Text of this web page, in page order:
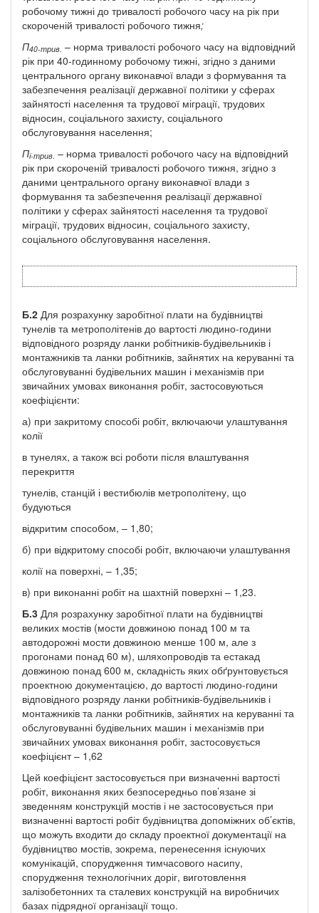
робочому тижні до тривалості робочого часу на рік при
скороченій тривалості робочого тижня;
П40-трив. – норма тривалості робочого часу на відповідний
рік при 40-годинному робочому тижні, згідно з даними
центрального органу виконавчої влади з формування та
забезпечення реалізації державної політики у сферах
зайнятості населення та трудової міграції, трудових
відносин, соціального захисту, соціального
обслуговування населення;
Пі-трив. – норма тривалості робочого часу на відповідний
рік при скороченій тривалості робочого тижня, згідно з
даними центрального органу виконавчої влади з
формування та забезпечення реалізації державної
політики у сферах зайнятості населення та трудової
міграції, трудових відносин, соціального захисту,
соціального обслуговування населення.
Б.2 Для розрахунку заробітної плати на будівництві
тунелів та метрополітенів до вартості людино-години
відповідного розряду ланки робітників-будівельників і
монтажників та ланки робітників, зайнятих на керуванні та
обслуговуванні будівельних машин і механізмів при
звичайних умовах виконання робіт, застосовуються
коефіцієнти:
а) при закритому способі робіт, включаючи улаштування
колії
в тунелях, а також всі роботи після влаштування
перекриття
тунелів, станцій і вестибюлів метрополітену, що
будуються
відкритим способом, – 1,80;
б) при відкритому способі робіт, включаючи улаштування
колії на поверхні, – 1,35;
в) при виконанні робіт на шахтній поверхні – 1,23.
Б.3 Для розрахунку заробітної плати на будівництві
великих мостів (мости довжиною понад 100 м та
автодорожні мости довжиною менше 100 м, але з
прогонами понад 60 м), шляхопроводів та естакад
довжиною понад 600 м, складність яких обґрунтовується
проектною документацією, до вартості людино-години
відповідного розряду ланки робітників-будівельників і
монтажників та ланки робітників, зайнятих на керуванні та
обслуговуванні будівельних машин і механізмів при
звичайних умовах виконання робіт, застосовується
коефіцієнт – 1,62
Цей коефіцієнт застосовується при визначенні вартості
робіт, виконання яких безпосередньо пов’язане зі
зведенням конструкцій мостів і не застосовується при
визначенні вартості робіт будівництва допоміжних об’єктів,
що можуть входити до складу проектної документації на
будівництво мостів, зокрема, перенесення існуючих
комунікацій, спорудження тимчасового насипу,
спорудження технологічних доріг, виготовлення
залізобетонних та сталевих конструкцій на виробничих
базах підрядної організації тощо.